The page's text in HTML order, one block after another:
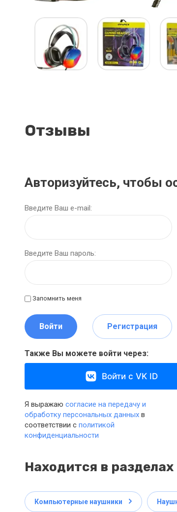
Отзывы
Авторизуйтесь, чтобы
Введите Ваш e-mail:
Введите Ваш пароль:
Запомнить меня
Войти Регистрация
Также Вы можете войти через:
Войти с VK ID
Я выражаю согласие на передачу и
обработку персональных данных в
соответствии с политикой
конфиденциальности
Находится в разделах
Компьютерные наушники